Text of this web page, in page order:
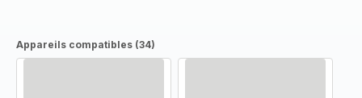
Appareils compatibles (34)